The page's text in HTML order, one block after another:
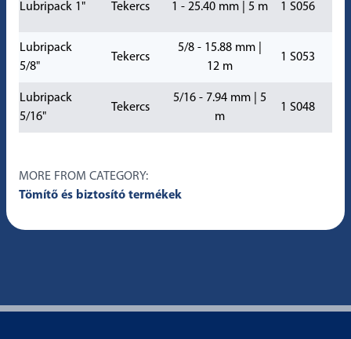
Lubripack 1" Tekercs 1 - 25.40 mm | 5 m 1 S056
Lubripack
5/8"
Tekercs
5/8 - 15.88 mm |
12 m
1 S053
Lubripack
5/16"
Tekercs
5/16 - 7.94 mm | 5
m
1 S048
MORE FROM CATEGORY:
Tömítő és biztosító termékek